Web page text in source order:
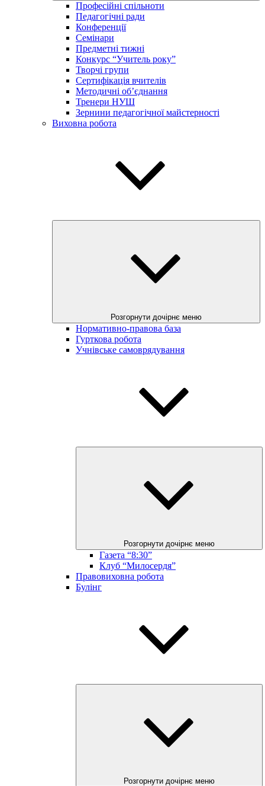
Професійні спільноти
Педагогічні ради
Конференції
Семінари
Предметні тижні
Конкурс “Учитель року”
Творчі групи
Сертифікація вчителів
Методичні об’єднання
Тренери НУШ
Зернини педагогічної майстерності
Виховна робота
Розгорнути дочірнє меню
Нормативно-правова база
Гурткова робота
Учнівське самоврядування
Розгорнути дочірнє меню
Газета “8:30”
Клуб “Милосердя”
Правовиховна робота
Булінг
Розгорнути дочірнє меню